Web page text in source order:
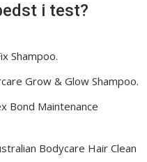
i test?
Shampoo.
Grow & Glow Shampoo.
Bond Maintenance
Bodycare Hair Clean